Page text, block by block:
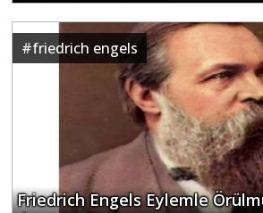
#friedrich engels
Friedrich Engels Eylemle